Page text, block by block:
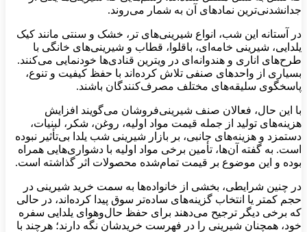
جدانشدنی‌ترین نمادهای آن به شمار می‌روند.
در آستانه این شب، انواع شیرینی‌های تر، خشک و سنتی مانند کیک
یلدایی، شیرینی خامه‌ای، باقلوا، قطاب و شیرینی‌های خانگی با
طرح‌های اناری و هندوانه‌ای در ویترین قنادی‌ها خودنمایی می‌کنند.
بسیاری از واحدهای صنفی تلاش کرده‌اند با حفظ کیفیت و تنوع،
پاسخگوی سلیقه‌های مختلف مصرف‌کنندگان باشند.
با این حال، فعالان صنف شیرینی‌فروشان می‌گویند افزایش
هزینه‌های تولید از جمله قیمت مواد اولیه، روغن، شکر، لبنیات،
دستمزد و هزینه‌های جانبی، بر بازار شیرینی شب یلدا بی‌تأثیر نبوده
است. به گفته آن‌ها، تأمین برخی مواد اولیه با دشواری‌هایی همراه
بوده و این موضوع بر قیمت تمام‌شده محصولات اثر گذاشته است.
در چنین شرایطی، بخشی از خانواده‌ها به سمت خرید شیرینی در
حجم کمتر یا انتخاب گزینه‌های ساده‌تر سوق پیدا کرده‌اند، در حالی
که برخی دیگر ترجیح می‌دهند برای حفظ حال‌وهوای یلدایی سفره
خود، همچنان شیرینی را در فهرست خریدشان نگه دارند؛ هرچند با